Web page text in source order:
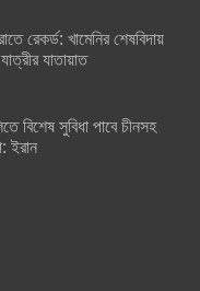
রেকর্ড: খামেনির শেষবিদায়
যাতায়াত
বিশেষ সুবিধা পাবে চীনসহ
ইরান